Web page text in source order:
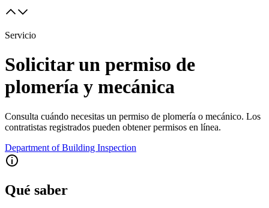
Servicio
Solicitar un permiso de
plomería y mecánica
Consulta cuándo necesitas un permiso de plomería o mecánico. Los
contratistas registrados pueden obtener permisos en línea.
Department of Building Inspection
Qué saber